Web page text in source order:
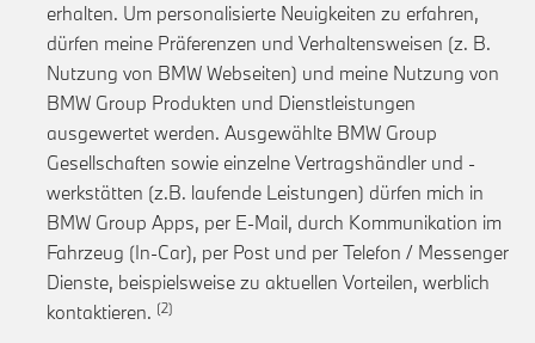
erhalten. Um personalisierte Neuigkeiten zu erfahren,
dürfen meine Präferenzen und Verhaltensweisen (z. B.
Nutzung von BMW Webseiten) und meine Nutzung von
BMW Group Produkten und Dienstleistungen
ausgewertet werden. Ausgewählte BMW Group
Gesellschaften sowie einzelne Vertragshändler und -
werkstätten (z.B. laufende Leistungen) dürfen mich in
BMW Group Apps, per E-Mail, durch Kommunikation im
Fahrzeug (In-Car), per Post und per Telefon / Messenger
Dienste, beispielsweise zu aktuellen Vorteilen, werblich
kontaktieren. Link zur Fußnote: Einwilligung zur